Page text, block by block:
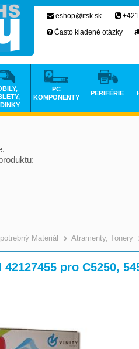
Materiál >
Atramenty, Tonery
pro C5250,
eshop@itsk.sk
Často kladené otázky
PC
KOMPONENTY
PERIFÉRIE